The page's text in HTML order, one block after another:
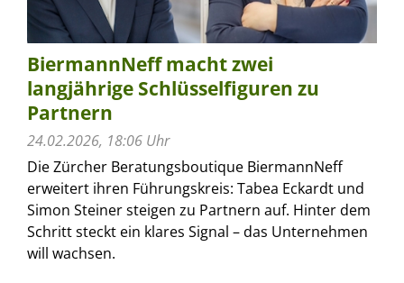
BiermannNeff macht zwei
langjährige Schlüsselfiguren zu
Partnern
24.02.2026, 18:06 Uhr
Die Zürcher Beratungsboutique BiermannNeff
erweitert ihren Führungskreis: Tabea Eckardt und
Simon Steiner steigen zu Partnern auf. Hinter dem
Schritt steckt ein klares Signal – das Unternehmen
will wachsen.